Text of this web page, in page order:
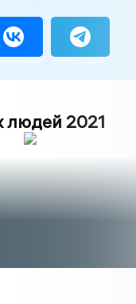
людей 2021